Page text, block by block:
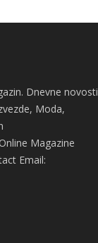
Dnevne novosti
Moda,
Magazine
Email: